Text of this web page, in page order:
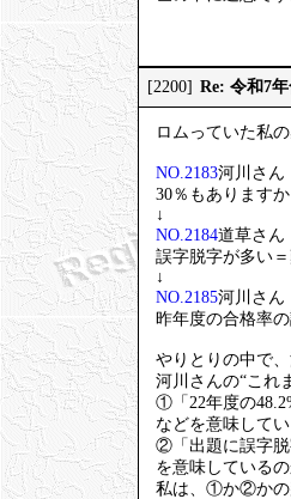
[2200] Re: 令和7
ロムっていた私
NO.2183河川さん
30％もありますか
↓
NO.2184道草さん
誤字脱字が多い
↓
NO.2185河川さん
昨年度の合格率
やりとりの中で
河川さんの“これ
①「22年度の
などを意味してい
②「出題に誤字脱
を意味している
私は、①か②かの